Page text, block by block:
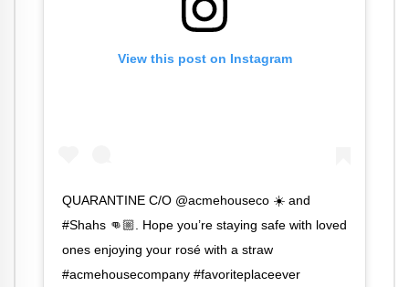
View this post on Instagram
QUARANTINE C/O @acmehouseco ☀️ and
#Shahs 👊🏼. Hope you’re staying safe with loved
ones enjoying your rosé with a straw
#acmehousecompany #favoriteplaceever